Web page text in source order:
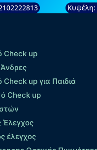
Κυψέλη:
Check up
Check up για Παιδιά
Check up
Έλεγχος
έλεγχος